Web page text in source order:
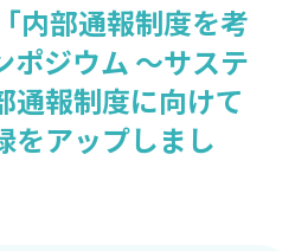
内部通報制度を考
ポジウム ～サステ
通報制度に向けて
アップしまし